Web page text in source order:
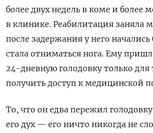
более двух недель в коме и более
в клинике. Реабилитация заняла
после задержания у него
стала отниматься нога. Ему
24-дневную голодовку только для
получить доступ к медицинской
То, что он едва пережил
его дух — его ничто никогда не